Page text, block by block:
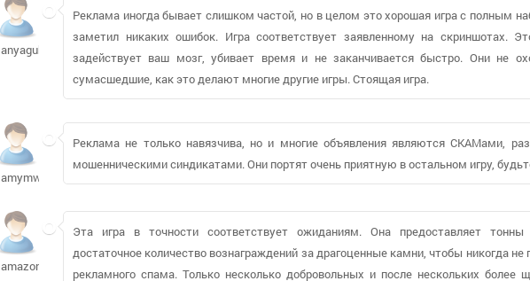
anyagubova
Реклама иногда бывает слишком частой, но в целом это хорошая игра с полным
заметил никаких ошибок. Игра соответствует заявленному на скриншотах.
задействует ваш мозг, убивает время и не заканчивается быстро. Они не
сумасшедшие, как это делают многие другие игры. Стоящая игра.
amymwil532
Реклама не только навязчива, но и многие объявления являются СКАМами,
мошенническими синдикатами. Они портят очень приятную в остальном игру,
amazonkkka
Эта игра в точности соответствует ожиданиям. Она предоставляет тонны
достаточное количество вознаграждений за драгоценные камни, чтобы никогда не
рекламного спама. Только несколько добровольных и после нескольких более